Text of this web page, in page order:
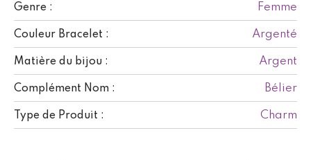
Genre : Femme
Couleur Bracelet : Argenté
Matière du bijou : Argent
Complément Nom : Bélier
Type de Produit : Charm